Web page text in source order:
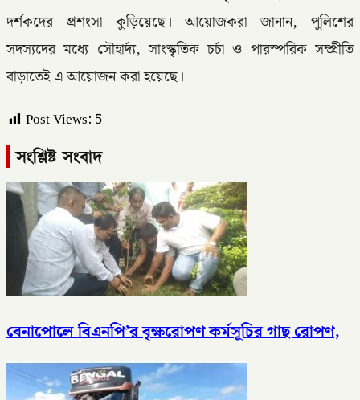
দর্শকদের প্রশংসা কুড়িয়েছে। আয়োজকরা জানান, পুলিশের
সদস্যদের মধ্যে সৌহার্দ্য, সাংস্কৃতিক চর্চা ও পারস্পরিক সম্প্রীতি
বাড়াতেই এ আয়োজন করা হয়েছে।
Post Views: 5
সংশ্লিষ্ট সংবাদ
বেনাপোলে বিএনপি’র বৃক্ষরোপণ কর্মসূচির গাছ রোপণ,